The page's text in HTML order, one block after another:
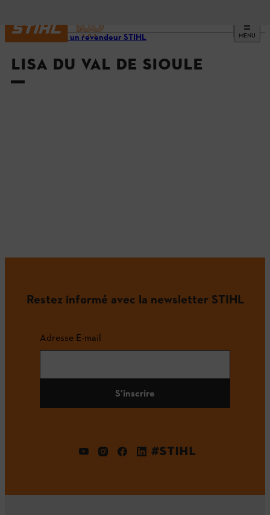
MENU
Trouvez un revendeur STIHL
LISA DU VAL DE SIOULE
Restez informé avec la newsletter STIHL
Adresse E-mail
S'inscrire
#STIHL